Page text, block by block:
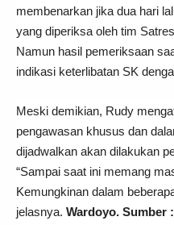
membenarkan jika dua hari
yang diperiksa oleh tim
Namun hasil pemeriksaan
indikasi keterlibatan SK
Meski demikian, Rudy
pengawasan khusus dan
dijadwalkan akan dilakukan
“Sampai saat ini memang
Kemungkinan dalam
jelasnya. Wardoyo. Sumber :